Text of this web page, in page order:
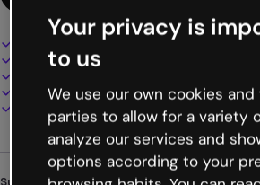
Interaktives und animiertes Design
100% anpassbar
Online präsentieren, teilen oder
Als PDF, MP4 und andere Formate
Suchst du etwas anderes?
Your privacy is
to us
We use our own cookies
parties to allow for a variety
analyze our services and
options according to your